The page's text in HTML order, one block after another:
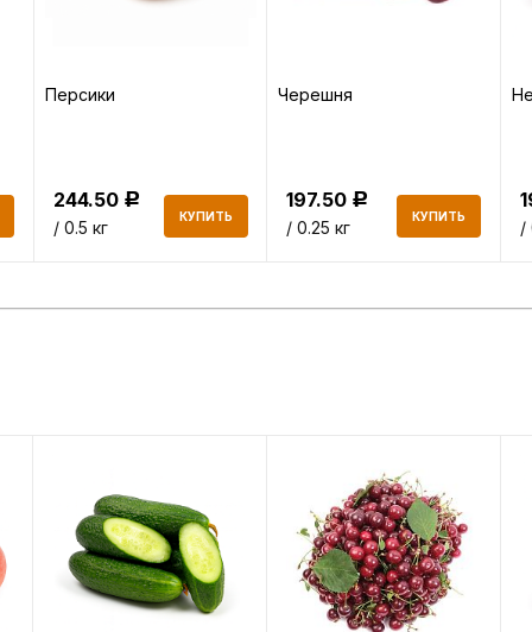
Персики
244.50 Р
/ 0.5 кг
КУПИТЬ
Черешня
197.50 Р
/ 0.25 кг
КУПИТЬ
/